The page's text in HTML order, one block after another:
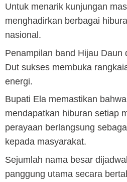
Untuk menarik kunjungan
menghadirkan berbagai
nasional.
Penampilan band Hijau Daun
Dut sukses membuka
energi.
Bupati Ela memastikan
mendapatkan hiburan setiap
perayaan berlangsung
kepada masyarakat.
Sejumlah nama besar
panggung utama secara